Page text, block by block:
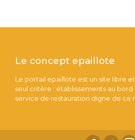
Le concept epaillote
Le portail epaillote est un site libre
seul critère : établissements au bord
service de restauration digne de ce